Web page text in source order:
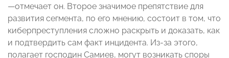
—отмечает он. Второе значимое препятствие для
развития сегмента, по его мнению, состоит в том, что
киберпреступления сложно раскрыть и доказать, как
и подтвердить сам факт инцидента. Из-за этого,
полагает господин Самиев, могут возникать споры